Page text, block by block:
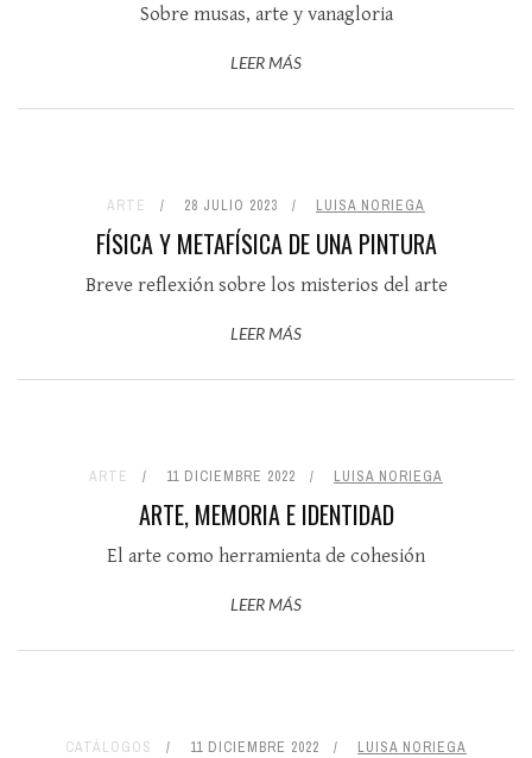
Sobre musas, arte y vanagloria
LEER MÁS
ARTE 28 JULIO 2023 LUISA NORIEGA
FÍSICA Y METAFÍSICA DE UNA PINTURA
Breve reflexión sobre los misterios del arte
LEER MÁS
ARTE 11 DICIEMBRE 2022 LUISA NORIEGA
ARTE, MEMORIA E IDENTIDAD
El arte como herramienta de cohesión
LEER MÁS
CATÁLOGOS 11 DICIEMBRE 2022 LUISA NORIEGA